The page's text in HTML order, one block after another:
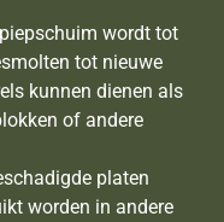
wordt tot
tot nieuwe
kunnen dienen als
of andere
platen
worden in andere